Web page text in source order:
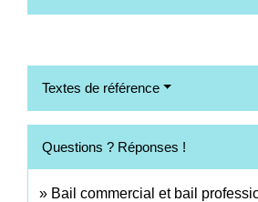
Textes de référence
Questions ? Réponses !
Bail commercial et bail